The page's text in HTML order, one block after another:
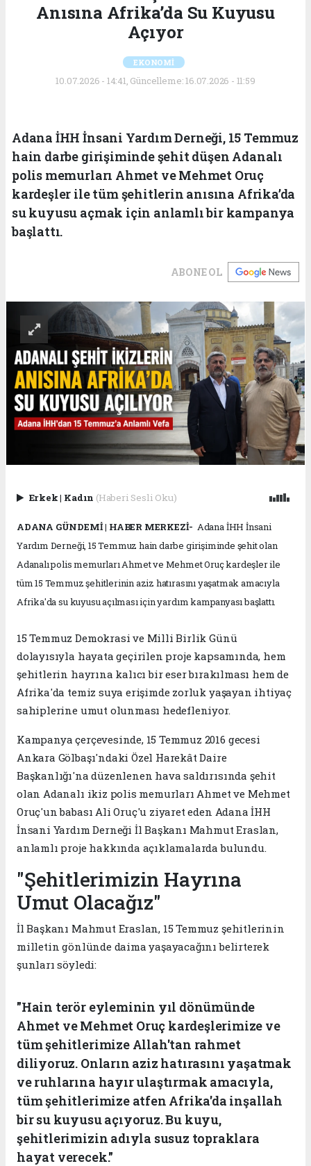
Anısına Afrika’da Su Kuyusu
Açıyor
EKONOMİ
10.07.2026 - 14:41, Güncelleme: 16.07.2026 - 11:59
Adana İHH İnsani Yardım Derneği, 15 Temmuz
hain darbe girişiminde şehit düşen Adanalı
polis memurları Ahmet ve Mehmet Oruç
kardeşler ile tüm şehitlerin anısına Afrika’da
su kuyusu açmak için anlamlı bir kampanya
başlattı.
ABONE OL
Erkek| Kadın (Haberi Sesli Oku)
ADANA GÜNDEMİ | HABER MERKEZİ- Adana İHH İnsani
Yardım Derneği, 15 Temmuz hain darbe girişiminde şehit olan
Adanalı polis memurları Ahmet ve Mehmet Oruç kardeşler ile
tüm 15 Temmuz şehitlerinin aziz hatırasını yaşatmak amacıyla
Afrika'da su kuyusu açılması için yardım kampanyası başlattı.
15 Temmuz Demokrasi ve Milli Birlik Günü
dolayısıyla hayata geçirilen proje kapsamında, hem
şehitlerin hayrına kalıcı bir eser bırakılması hem de
Afrika'da temiz suya erişimde zorluk yaşayan ihtiyaç
sahiplerine umut olunması hedefleniyor.
Kampanya çerçevesinde, 15 Temmuz 2016 gecesi
Ankara Gölbaşı'ndaki Özel Harekât Daire
Başkanlığı'na düzenlenen hava saldırısında şehit
olan Adanalı ikiz polis memurları Ahmet ve Mehmet
Oruç'un babası Ali Oruç'u ziyaret eden Adana İHH
İnsani Yardım Derneği İl Başkanı Mahmut Eraslan,
anlamlı proje hakkında açıklamalarda bulundu.
"Şehitlerimizin Hayrına
Umut Olacağız"
İl Başkanı Mahmut Eraslan, 15 Temmuz şehitlerinin
milletin gönlünde daima yaşayacağını belirterek
şunları söyledi:
"Hain terör eyleminin yıl dönümünde
Ahmet ve Mehmet Oruç kardeşlerimize ve
tüm şehitlerimize Allah'tan rahmet
diliyoruz. Onların aziz hatırasını yaşatmak
ve ruhlarına hayır ulaştırmak amacıyla,
tüm şehitlerimize atfen Afrika'da inşallah
bir su kuyusu açıyoruz. Bu kuyu,
şehitlerimizin adıyla susuz topraklara
hayat verecek."